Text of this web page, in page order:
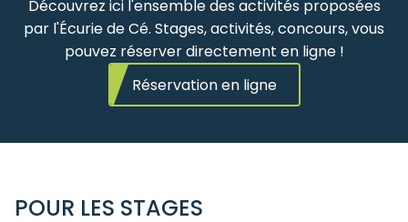
Découvrez ici l'ensemble des activités proposées
par l'Écurie de Cé. Stages, activités, concours, vous
pouvez réserver directement en ligne !
Réservation en ligne
POUR LES STAGES